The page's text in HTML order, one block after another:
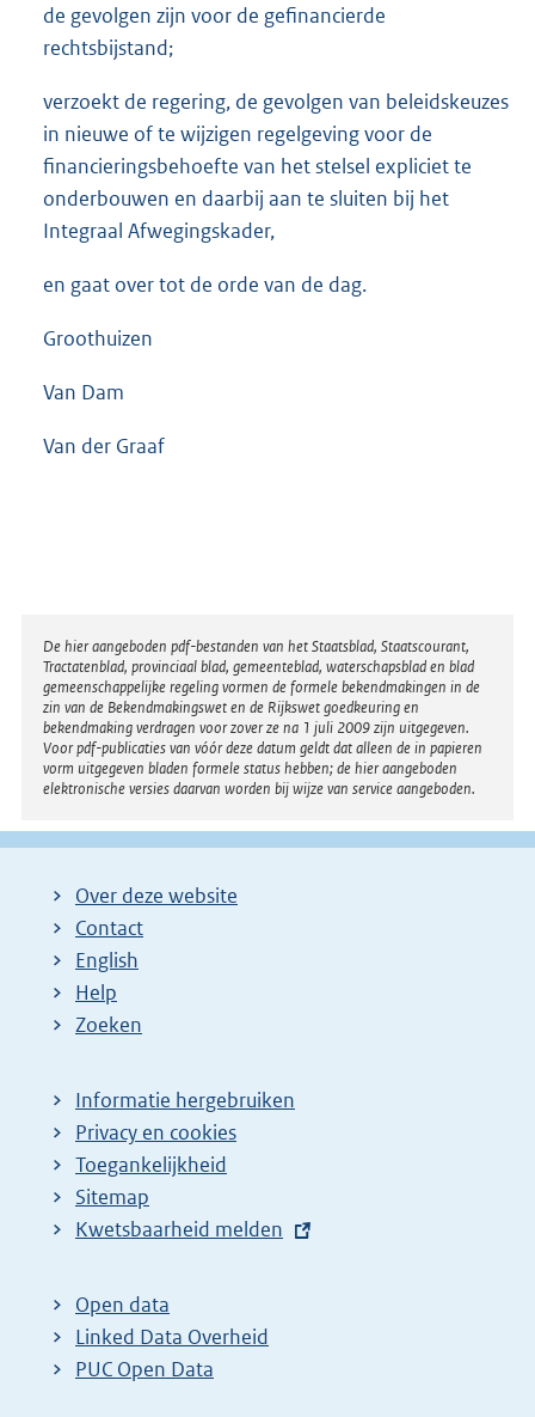
de gevolgen zijn voor de gefinancierde
rechtsbijstand;
verzoekt de regering, de gevolgen van beleidskeuzes
in nieuwe of te wijzigen regelgeving voor de
financieringsbehoefte van het stelsel expliciet te
onderbouwen en daarbij aan te sluiten bij het
Integraal Afwegingskader,
en gaat over tot de orde van de dag.
Groothuizen
Van Dam
Van der Graaf
Disclaimer
De hier aangeboden pdf-bestanden van het Staatsblad, Staatscourant,
Tractatenblad, provinciaal blad, gemeenteblad, waterschapsblad en blad
gemeenschappelijke regeling vormen de formele bekendmakingen in de
zin van de Bekendmakingswet en de Rijkswet goedkeuring en
bekendmaking verdragen voor zover ze na 1 juli 2009 zijn uitgegeven.
Voor pdf-publicaties van vóór deze datum geldt dat alleen de in papieren
vorm uitgegeven bladen formele status hebben; de hier aangeboden
elektronische versies daarvan worden bij wijze van service aangeboden.
Over deze website
Contact
English
Help
Zoeken
Informatie hergebruiken
Privacy en cookies
Toegankelijkheid
Sitemap
E
t
e
r
Kwetsbaarheid melden
Open data
Linked Data Overheid
PUC Open Data